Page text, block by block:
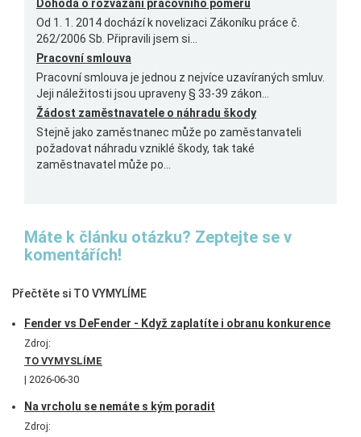
Dohoda o rozvázání pracovního poměru
Od 1. 1. 2014 dochází k novelizaci Zákoníku práce č.
262/2006 Sb. Připravili jsem si...
Pracovní smlouva
Pracovní smlouva je jednou z nejvíce uzavíraných smluv.
Jeji náležitosti jsou upraveny § 33-39 zákon...
Žádost zaměstnavatele o náhradu škody
Stejně jako zaměstnanec může po zaměstanvateli
požadovat náhradu vzniklé škody, tak také
zaměstnavatel může po...
Máte k článku otázku? Zeptejte se v
komentářích!
Přečtěte si TO VYMYLÍME
Fender vs DeFender - Když zaplatíte i obranu konkurence
Zdroj:
TO VYMYSLÍME
2026-06-30
Na vrcholu se nemáte s kým poradit
Zdroj: